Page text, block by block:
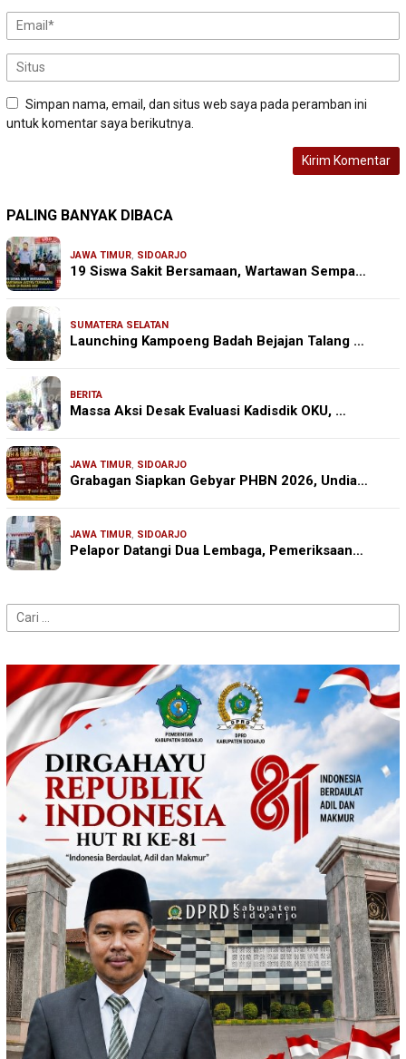
Simpan nama, email, dan situs web saya pada peramban ini
untuk komentar saya berikutnya.
PALING BANYAK DIBACA
JAWA TIMUR, SIDOARJO
19 Siswa Sakit Bersamaan, Wartawan Sempa…
SUMATERA SELATAN
Launching Kampoeng Badah Bejajan Talang …
BERITA
Massa Aksi Desak Evaluasi Kadisdik OKU, …
JAWA TIMUR, SIDOARJO
Grabagan Siapkan Gebyar PHBN 2026, Undia…
JAWA TIMUR, SIDOARJO
Pelapor Datangi Dua Lembaga, Pemeriksaan…
Cari
untuk: